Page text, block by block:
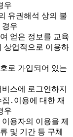
우
유권해석 상의 불
경우
얻은 정보를 교육
상업적으로 이용하
로 가입되어 있는
스에 로그인하지
․이용에 대한 재
우
용자의 이용을 제
및 기간 등 구체